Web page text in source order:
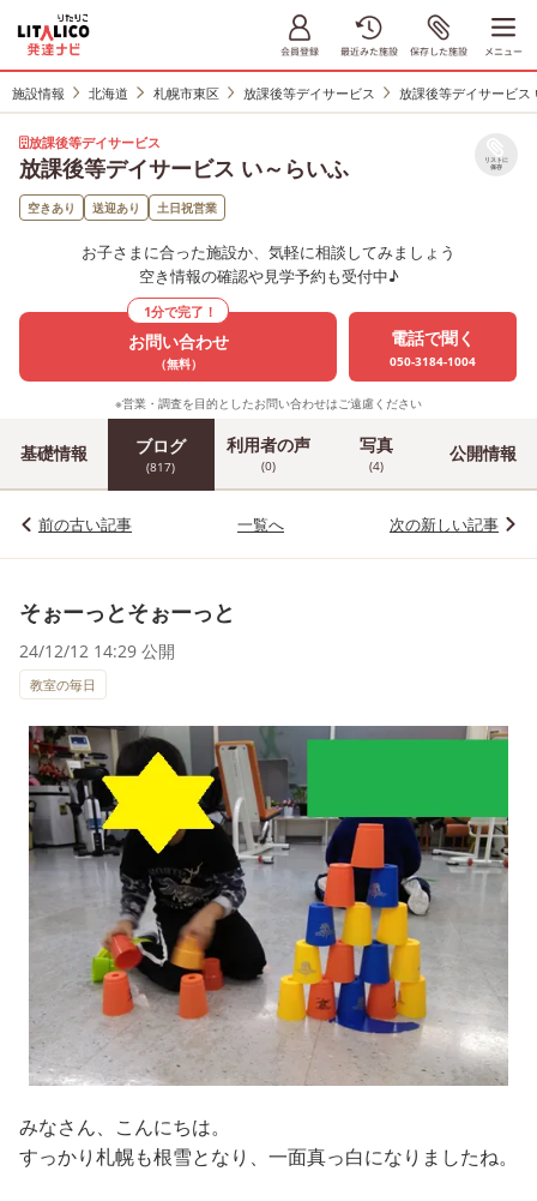
施設情報 北海道 札幌市東区 放課後等デイサービス 放課後等デイサービス
放課後等デイサービス
放課後等デイサービス い～らいふ リストに
保存
空きあり 送迎あり 土日祝営業
お子さまに合った施設か、気軽に相談してみましょう
空き情報の確認や見学予約も受付中♪
1分で完了！
お問い合わせ
（無料）
電話で聞く
050-3184-1004
※営業・調査を目的としたお問い合わせはご遠慮ください
基礎情報 ブログ
(817)
利用者の声
(0)
写真
(4)
公開情報
前の古い記事 一覧へ 次の新しい記事
そぉーっとそぉーっと
24/12/12 14:29 公開
教室の毎日
みなさん、こんにちは。
すっかり札幌も根雪となり、一面真っ白になりましたね。